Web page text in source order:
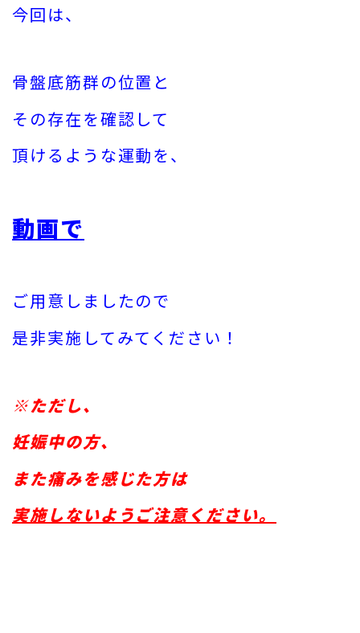
今回は、
骨盤底筋群の位置と
その存在を確認して
頂けるような運動を、
動画で
ご用意しましたので
是非実施してみてください！
※ただし、
妊娠中の方、
また痛みを感じた方は
実施しないようご注意ください。